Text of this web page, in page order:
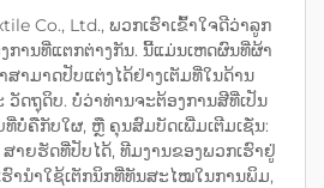
Co., Ltd., ພວກເຮົາເຂົ້າໃຈດີວ່າລູກ
ການທີ່ແຕກຕ່າງກັນ. ນີ້ແມ່ນເຫດຜົນທີ່ຜ້າ
ສາມາດປັບແຕ່ງໄດ້ຢ່າງເຕັມທີ່ໃນດ້ານ
ດຖຸດິບ. ບໍ່ວ່າທ່ານຈະຕ້ອງການສີທີ່ເປັນ
ທີ່ບໍ່ຄືກັບໃຜ, ຫຼື ຄຸນສົມບັດເພີ່ມເຕີມເຊັ່ນ:
າຍຮັດທີ່ປັບໄດ້, ທີມງານຂອງພວກເຮົາຢູ່
ານຳໃຊ້ເຕັກນິກທີ່ທັນສະໄໝໃນການພິມ,